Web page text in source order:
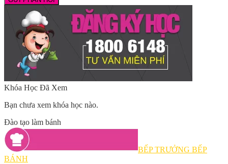
Khóa Học Đã Xem
Bạn chưa xem khóa học nào.
Đào tạo làm bánh
BẾP TRƯỞNG BẾP
BÁNH